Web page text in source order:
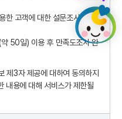
한 고객에 대한 설문조사
50일) 이용 후 만족도조사 완
제3자 제공에 대하여 동의하지
내용에 대해 서비스가 제한될